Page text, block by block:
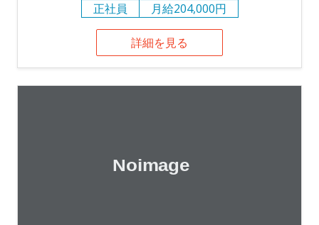
正社員
月給204,000円
詳細を見る